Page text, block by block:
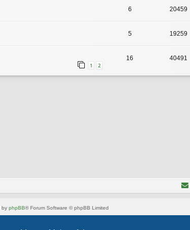
6 20459
5 19259
1 2
16 40491
by phpBB® Forum Software © phpBB Limited
vonArty- phpBB 3.3 von MrGaby